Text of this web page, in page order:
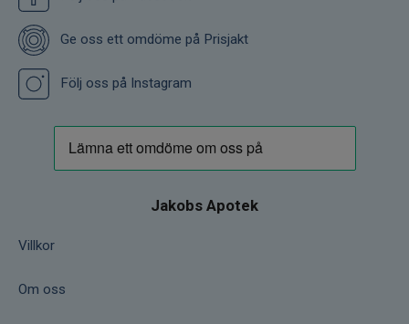
Ge oss ett omdöme på Prisjakt
Följ oss på Instagram
Jakobs Apotek
Villkor
Om oss